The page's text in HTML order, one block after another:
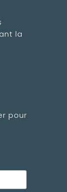
la
pour